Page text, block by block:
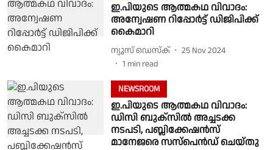
ഇ.പിയുടെ ആത്മകഥ വിവാദം:
അന്വേഷണ റിപ്പോർട്ട് ഡിജിപിക്ക്
കൈമാറി
ന്യൂസ് ഡെസ്ക്
25 Nov 2024
1 min read
NEWSROOM
ഇ.പിയുടെ ആത്മകഥ വിവാദം:
ഡിസി ബുക്സിൽ അച്ചടക്ക
നടപടി, പബ്ലിക്കേഷൻസ്
മാനേജരെ സസ്‌പെൻഡ് ചെയ്തു